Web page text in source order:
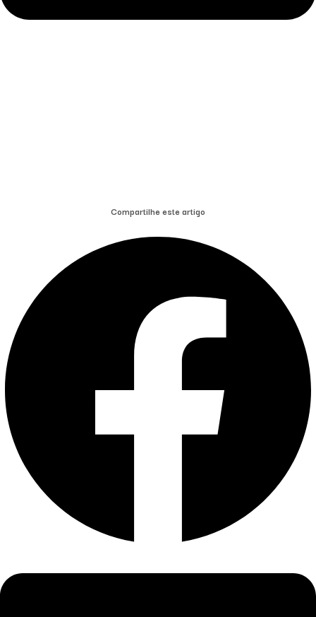
Compartilhe este artigo